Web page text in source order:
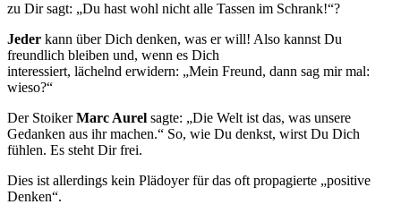
zu Dir sagt: „Du hast wohl nicht alle Tassen im Schrank!“?
Jeder kann über Dich denken, was er will! Also kannst Du
freundlich bleiben und, wenn es Dich
interessiert, lächelnd erwidern: „Mein Freund, dann sag mir mal:
wieso?“
Der StoikerMarc Aurel sagte: „Die Welt ist das, was unsere
Gedanken aus ihr machen.“ So, wie Du denkst, wirst Du Dich
fühlen. Es steht Dir frei.
Dies ist allerdings kein Plädoyer für das oft propagierte „positive
Denken“.